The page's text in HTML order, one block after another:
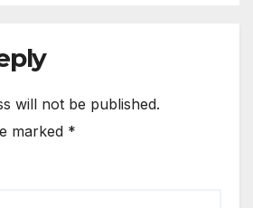
will not be published.
marked *